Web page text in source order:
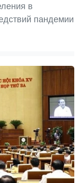
в
пандемии